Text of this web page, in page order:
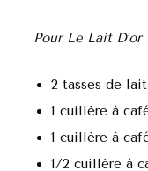
Pour Le Lait D’or
2 tasses de
1 cuillère à
1 cuillère à
1/2 cuillère à